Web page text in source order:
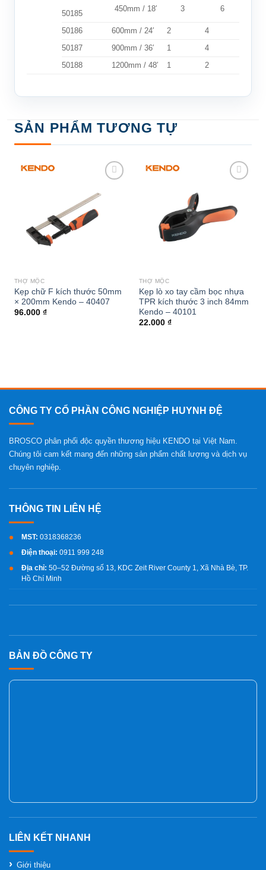
50185
450mm / 18′ 3 6
50186 600mm / 24′ 2 4
50187 900mm / 36′ 1 4
50188 1200mm / 48′ 1 2
SẢN PHẨM TƯƠNG TỰ
wishlist
THỢ MỘC
Kẹp chữ F kích thước 50mm
× 200mm Kendo – 40407
96.000 ₫
THỢ MỘC
Kẹp lò xo tay cầm bọc nhựa
TPR kích thước 3 inch 84mm
Kendo – 40101
22.000 ₫
BẢN ĐỒ CÔNG TY
Giới thiệu
CÔNG TY CỔ PHẦN CÔNG NGHIỆP HUYNH ĐỆ
BROSCO phân phối độc quyền thương hiệu KENDO tại Việt Nam.
Chúng tôi cam kết mang đến những sản phẩm chất lượng và dịch vụ
chuyên nghiệp.
MST: 0318368236
Điện thoại: 0911 999 248
Địa chỉ: 50–52 Đường số 13, KDC Zeit River County 1, Xã Nhà Bè, TP.
Hồ Chí Minh